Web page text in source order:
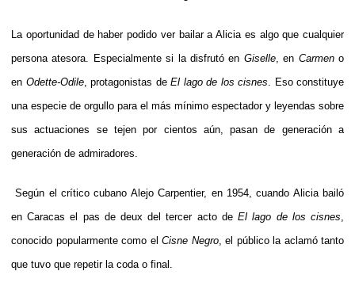
La oportunidad de haber podido ver bailar a Alicia es algo que cualquier
persona atesora. Especialmente si la disfrutó en Giselle, en Carmeno
en Odette-Odile, protagonistas de El lago de los cisnes . Eso constituye
una especie de orgullo para el más mínimo espectador y leyendas sobre
sus actuaciones se tejen por cientos aún, pasan de generación a
generación de admiradores.
Según el crítico cubano Alejo Carpentier, en 1954, cuando Alicia bailó
en Caracas el pas de deux del tercer acto deEl lago de los cisnes
conocido popularmente como el Cisne Negro, el público la aclamó tanto
que tuvo que repetir la coda o final.